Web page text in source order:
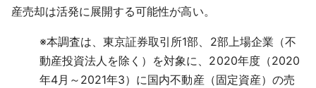
産売却は活発に展開する可能性が高い。
※本調査は、東京証券取引所1部、2部上場企業（不
動産投資法人を除く）を対象に、2020年度（2020
年4月～2021年3）に国内不動産（固定資産）の売